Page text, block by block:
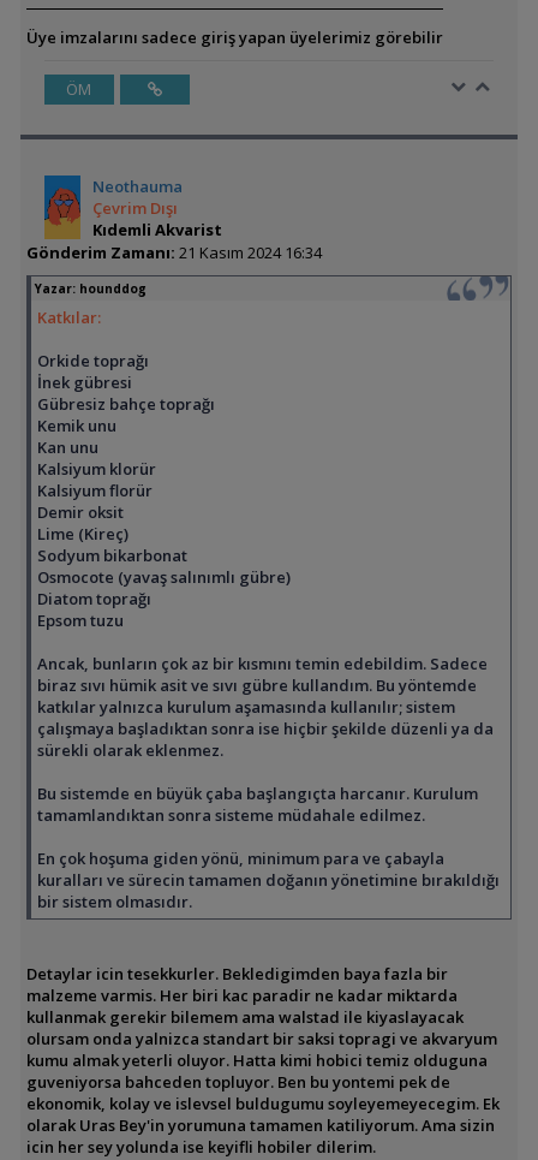
Üye imzalarını sadece giriş yapan üyelerimiz görebilir
ÖM
Neothauma
Çevrim Dışı
Kıdemli Akvarist
Gönderim Zamanı: 21 Kasım 2024 16:34
Yazar: hounddog
Katkılar:
Orkide toprağı
İnek gübresi
Gübresiz bahçe toprağı
Kemik unu
Kan unu
Kalsiyum klorür
Kalsiyum florür
Demir oksit
Lime (Kireç)
Sodyum bikarbonat
Osmocote (yavaş salınımlı gübre)
Diatom toprağı
Epsom tuzu
Ancak, bunların çok az bir kısmını temin edebildim. Sadece
biraz sıvı hümik asit ve sıvı gübre kullandım. Bu yöntemde
katkılar yalnızca kurulum aşamasında kullanılır; sistem
çalışmaya başladıktan sonra ise hiçbir şekilde düzenli ya da
sürekli olarak eklenmez.
Bu sistemde en büyük çaba başlangıçta harcanır. Kurulum
tamamlandıktan sonra sisteme müdahale edilmez.
En çok hoşuma giden yönü, minimum para ve çabayla
kuralları ve sürecin tamamen doğanın yönetimine bırakıldığı
bir sistem olmasıdır.
Detaylar icin tesekkurler. Bekledigimden baya fazla bir
malzeme varmis. Her biri kac paradir ne kadar miktarda
kullanmak gerekir bilemem ama walstad ile kiyaslayacak
olursam onda yalnizca standart bir saksi topragi ve akvaryum
kumu almak yeterli oluyor. Hatta kimi hobici temiz olduguna
guveniyorsa bahceden topluyor. Ben bu yontemi pek de
ekonomik, kolay ve islevsel buldugumu soyleyemeyecegim. Ek
olarak Uras Bey'in yorumuna tamamen katiliyorum. Ama sizin
icin her sey yolunda ise keyifli hobiler dilerim.